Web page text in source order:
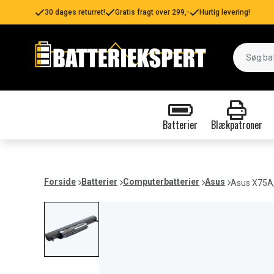
30 dages returret! Gratis fragt over 299,- Hurtig levering!
Batterier Blækpatroner
Forside Batterier Computerbatterier Asus Asus